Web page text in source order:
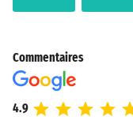
Commentaires
4.9